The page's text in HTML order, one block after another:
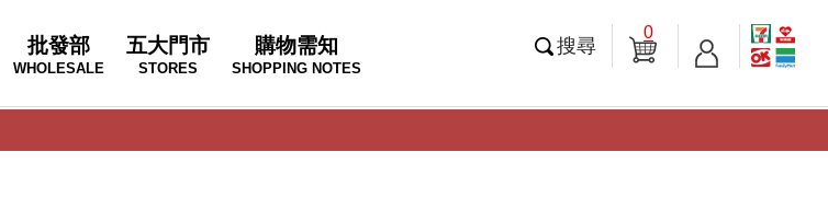
批發部
WHOLESALE
五大門市
STORES
購物需知
SHOPPING NOTES
搜尋
0